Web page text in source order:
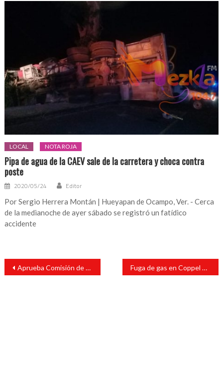
LOCAL NOTA ROJA
Pipa de agua de la CAEV sale de la carretera y choca contra
poste
2020/05/24 Editor
Por Sergio Herrera Montán | Hueyapan de Ocampo, Ver. - Cerca
de la medianoche de ayer sábado se registró un fatídico
accidente
Navegación
entradas
Aprueba Comisión de Ciencia y Tecnología su Plan Anual de Trabajo Fuga de gas en Coppel moviliza los cuerpos de emergencia